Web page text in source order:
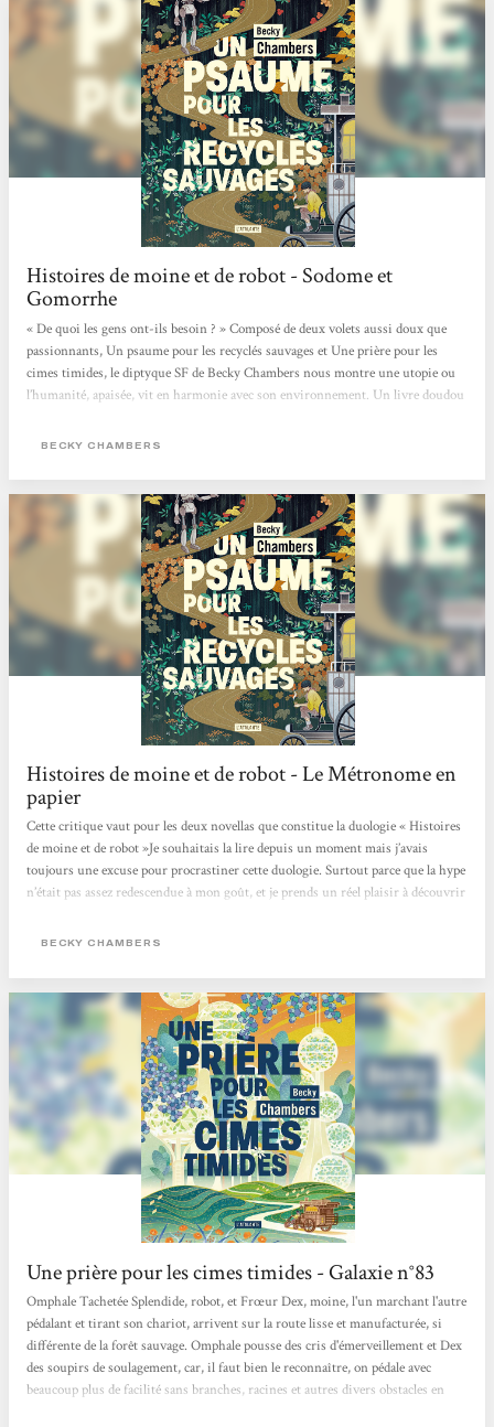
Histoires de moine et de robot - Sodome et
Gomorrhe
« De quoi les gens ont-ils besoin ? » Composé de deux volets aussi doux que
passionnants, Un psaume pour les recyclés sauvages et Une prière pour les
cimes timides, le diptyque SF de Becky Chambers nous montre une utopie ou
l’humanité, apaisée, vit en harmonie avec son environnement. Un livre doudou
où concurrence et compétition guident bon nombre de nos interactions.
entre eux et avec leur environnement. Dans ce monde apaisé,...
BECKY CHAMBERS
Histoires de moine et de robot - Le Métronome en
papier
Cette critique vaut pour les deux novellas que constitue la duologie « Histoires
de moine et de robot »Je souhaitais la lire depuis un moment mais j’avais
toujours une excuse pour procrastiner cette duologie. Surtout parce que la hype
n’était pas assez redescendue à mon goût, et je prends un réel plaisir à découvrir
).C’était aussi une grande première pour moi car j’avais beau entendre souvent
BECKY CHAMBERS
Une prière pour les cimes timides - Galaxie n°83
Omphale Tachetée Splendide, robot, et Frœur Dex, moine, l'un marchant l'autre
pédalant et tirant son chariot, arrivent sur la route lisse et manufacturée, si
différente de la forêt sauvage. Omphale pousse des cris d'émerveillement et Dex
des soupirs de soulagement, car, il faut bien le reconnaître, on pédale avec
beaucoup plus de facilité sans branches, racines et autres divers obstacles en